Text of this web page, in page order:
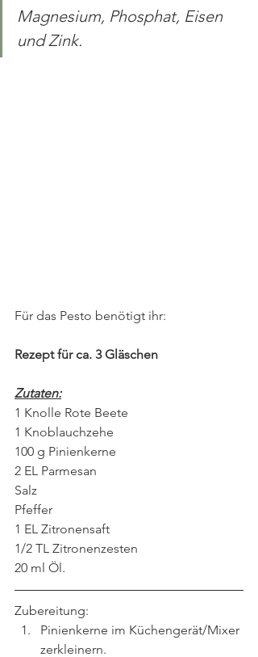
Magnesium, Phosphat, Eisen
und Zink.
Für das Pesto benötigt ihr:
Rezept für ca. 3 Gläschen
Zutaten:
1 Knolle Rote Beete
1 Knoblauchzehe
100 g Pinienkerne
2 EL Parmesan
Salz
Pfeffer
1 EL Zitronensaft
1/2 TL Zitronenzesten
20 ml Öl.
Zubereitung:
Pinienkerne im Küchengerät/Mixer
zerkleinern.